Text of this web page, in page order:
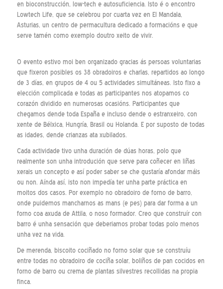
en bioconstrucción, low-tech e autosuficiencia. Isto é o encontro
Lowtech Life, que se celebrou por cuarta vez en El Mandala,
Asturias, un centro de permacultura dedicado a formacións e que
serve tamén como exemplo doutro xeito de vivir.
O evento estivo moi ben organizado gracias ás persoas voluntarias
que fixeron posibles os 38 obradoiros e charlas, repartidos ao longo
de 3 días, en grupos de 4 ou 5 actividades simultáneas. Isto fixo a
elección complicada e todas as participantes nos atopamos co
corazón dividido en numerosas ocasións. Participantes que
chegamos dende toda España e incluso dende o estranxeiro, con
xente de Bélxica, Hungría, Brasil ou Holanda. E por suposto de todas
as idades, dende crianzas ata xubilados.
Cada actividade tivo unha duración de dúas horas, polo que
realmente son unha introdución que serve para coñecer en liñas
xerais un concepto e así poder saber se che gustaría afondar máis
ou non. Aínda así, isto non impedía ter unha parte práctica en
moitos dos casos. Por exemplo no obradoiro de forno de barro,
onde puidemos mancharnos as mans (e pes) para dar forma a un
forno coa axuda de Attila, o noso formador. Creo que construír con
barro é unha sensación que deberiamos probar todas polo menos
unha vez na vida.
De merenda, biscoito cociñado no forno solar que se construíu
entre todas no obradoiro de cociña solar, boliños de pan cocidos en
forno de barro ou crema de plantas silvestres recollidas na propia
finca.